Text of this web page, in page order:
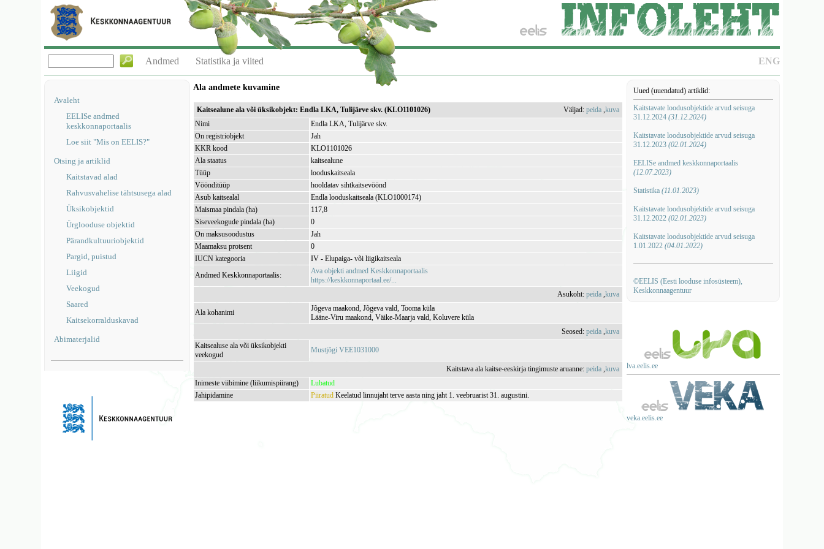
ENG
Andmed Statistika ja viited
Avaleht
EELISe andmed
keskkonnaportaalis
Loe siit "Mis on EELIS?"
Otsing ja artiklid
Kaitstavad alad
Rahvusvahelise tähtsusega alad
Üksikobjektid
Ürglooduse objektid
Pärandkultuuriobjektid
Pargid, puistud
Liigid
Veekogud
Saared
Kaitsekorralduskavad
Abimaterjalid
Uued (uuendatud) artiklid:
Kaitstavate loodusobjektide arvud seisuga
31.12.2024 (31.12.2024)
Kaitstavate loodusobjektide arvud seisuga
31.12.2023 (02.01.2024)
EELISe andmed keskkonnaportaalis
(12.07.2023)
Statistika (11.01.2023)
Kaitstavate loodusobjektide arvud seisuga
31.12.2022 (02.01.2023)
Kaitstavate loodusobjektide arvud seisuga
1.01.2022 (04.01.2022)
©EELIS (Eesti looduse infosüsteem),
Keskkonnaagentuur
lva.eelis.ee
veka.eelis.ee
Ala andmete kuvamine
Kaitsealune ala või üksikobjekt: Endla LKA, Tulijärve skv. (KLO1101026) Väljad:peida ,kuva
Nimi
Endla LKA, Tulijärve skv.
On registriobjekt
Jah
KKR kood
KLO1101026
Ala staatus
kaitsealune
Tüüp
looduskaitseala
Vöönditüüp
hooldatav sihtkaitsevöönd
Asub kaitsealal
Endla looduskaitseala (KLO1000174)
Maismaa pindala (ha)
117,8
Siseveekogude pindala (ha)
0
On maksusoodustus
Jah
Maamaksu protsent
0
IUCN kategooria
IV - Elupaiga- või liigikaitseala
Andmed Keskkonnaportaalis:
Ava objekti andmed Keskkonnaportaalis
https://keskkonnaportaal.ee/...
Asukoht:peida ,kuva
Ala kohanimi
Jõgeva maakond, Jõgeva vald, Tooma küla
Lääne-Viru maakond, Väike-Maarja vald, Koluvere küla
Seosed:peida ,kuva
Kaitsealuse ala või üksikobjekti
veekogud
Mustjõgi VEE1031000
Kaitstava ala kaitse-eeskirja tingimuste aruanne:peida ,kuva
Inimeste viibimine (liikumispiirang)
Lubatud
Jahipidamine
Piiratud Keelatud linnujaht terve aasta ning jaht 1. veebruarist 31. augustini.